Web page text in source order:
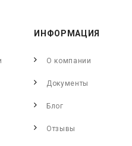
ИНФОРМАЦИЯ
О компании
Документы
Блог
Отзывы